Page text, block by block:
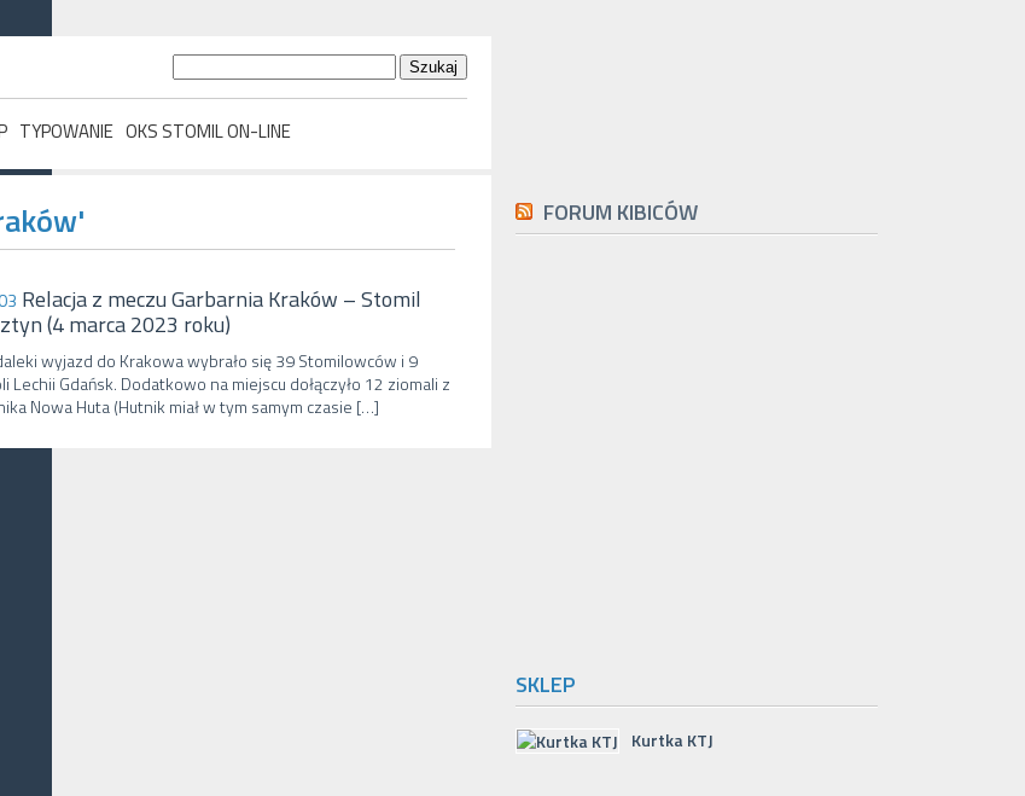
TYPOWANIE OKS STOMIL ON-LINE
Relacja z meczu Garbarnia Kraków – Stomil
(4 marca 2023 roku)
wyjazd do Krakowa wybrało się 39 Stomilowców i 9
Lechii Gdańsk. Dodatkowo na miejscu dołączyło 12 ziomali z
Nowa Huta (Hutnik miał w tym samym czasie […]
FORUM KIBICÓW
SKLEP
Kurtka KTJ